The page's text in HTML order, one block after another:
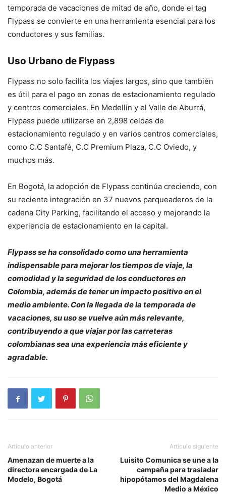
temporada de vacaciones de mitad de año, donde el tag
Flypass se convierte en una herramienta esencial para los
conductores y sus familias.
Uso Urbano de Flypass
Flypass no solo facilita los viajes largos, sino que también
es útil para el pago en zonas de estacionamiento regulado
y centros comerciales. En Medellín y el Valle de Aburrá,
Flypass puede utilizarse en 2,898 celdas de
estacionamiento regulado y en varios centros comerciales,
como C.C Santafé, C.C Premium Plaza, C.C Oviedo, y
muchos más.
En Bogotá, la adopción de Flypass continúa creciendo, con
su reciente integración en 37 nuevos parqueaderos de la
cadena City Parking, facilitando el acceso y mejorando la
experiencia de estacionamiento en la capital.
Flypass se ha consolidado como una herramienta
indispensable para mejorar los tiempos de viaje, la
comodidad y la seguridad de los conductores en
Colombia, además de tener un impacto positivo en el
medio ambiente. Con la llegada de la temporada de
vacaciones, su uso se vuelve aún más relevante,
contribuyendo a que viajar por las carreteras
colombianas sea una experiencia más eficiente y
agradable.
Artículo anterior
Amenazan de muerte a la
directora encargada de La
Modelo, Bogotá
Artículo siguiente
Luisito Comunica se une a la
campaña para trasladar
hipopótamos del Magdalena
Medio a México